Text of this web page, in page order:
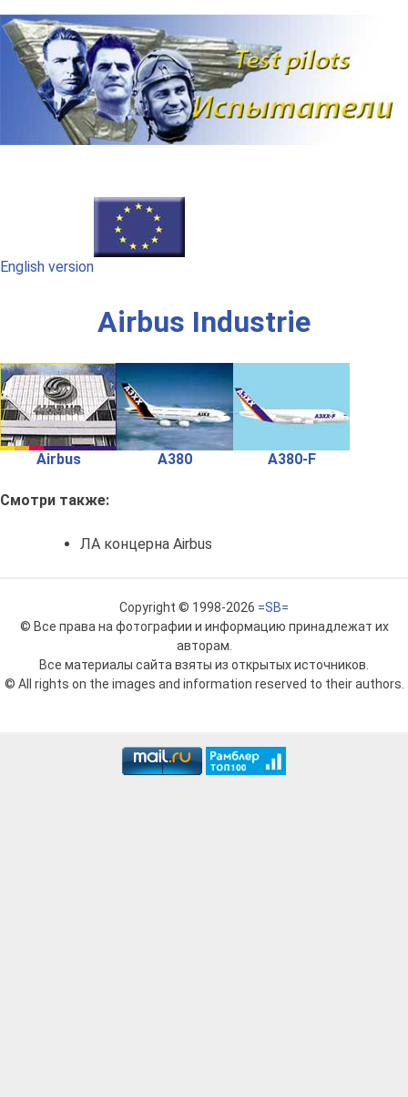
Наверх
English version
Airbus Industrie
Airbus A380 A380-F
Смотри также:
ЛА концерна Airbus
Copyright © 1998-2026 =SB=
© Все права на фотографии и информацию принадлежат их
авторам.
Все материалы сайта взяты из открытых источников.
© All rights on the images and information reserved to their authors.